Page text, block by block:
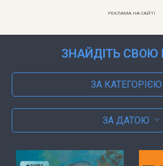
РЕКЛАМА НА САЙТІ
ЗНАЙДІТЬ СВОЮ
ЗА КАТЕГОРІЄЮ
ЗА ДАТОЮ